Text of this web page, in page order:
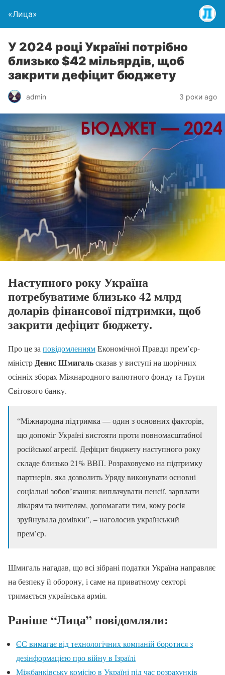
«Лица»
У 2024 році Україні потрібно
близько $42 мільярдів, щоб
закрити дефіцит бюджету
admin 3 роки ago
Наступного року Україна
потребуватиме близько 42 млрд
доларів фінансової підтримки, щоб
закрити дефіцит бюджету.
Про це за повідомленнямЕкономічної Правди прем’єр-
міністрДенис Шмигальсказав у виступі на щорічних
осінніх зборах Міжнародного валютного фонду та Групи
Світового банку.
“Міжнародна підтримка — один з основних факторів,
що допоміг Україні вистояти проти повномасштабної
російської агресії. Дефіцит бюджету наступного року
складе близько 21% ВВП. Розраховуємо на підтримку
партнерів, яка дозволить Уряду виконувати основні
соціальні зобов’язання: виплачувати пенсії, зарплати
лікарям та вчителям, допомагати тим, кому росія
зруйнувала домівки”, – наголосив український
прем’єр.
Шмигаль нагадав, що всі зібрані податки Україна направляє
на безпеку й оборону, і саме на приватному секторі
тримається українська армія.
Раніше “Лица” повідомляли:
ЄС вимагає від технологічних компаній боротися з
дезінформацією про війну в Ізраїлі
Міжбанківську комісію в Україні під час розрахунків